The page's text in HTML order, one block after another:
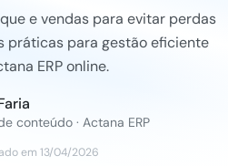
e vendas para evitar perdas
práticas para gestão eficiente
ERP online.
conteúdo · Actana ERP
em 13/04/2026